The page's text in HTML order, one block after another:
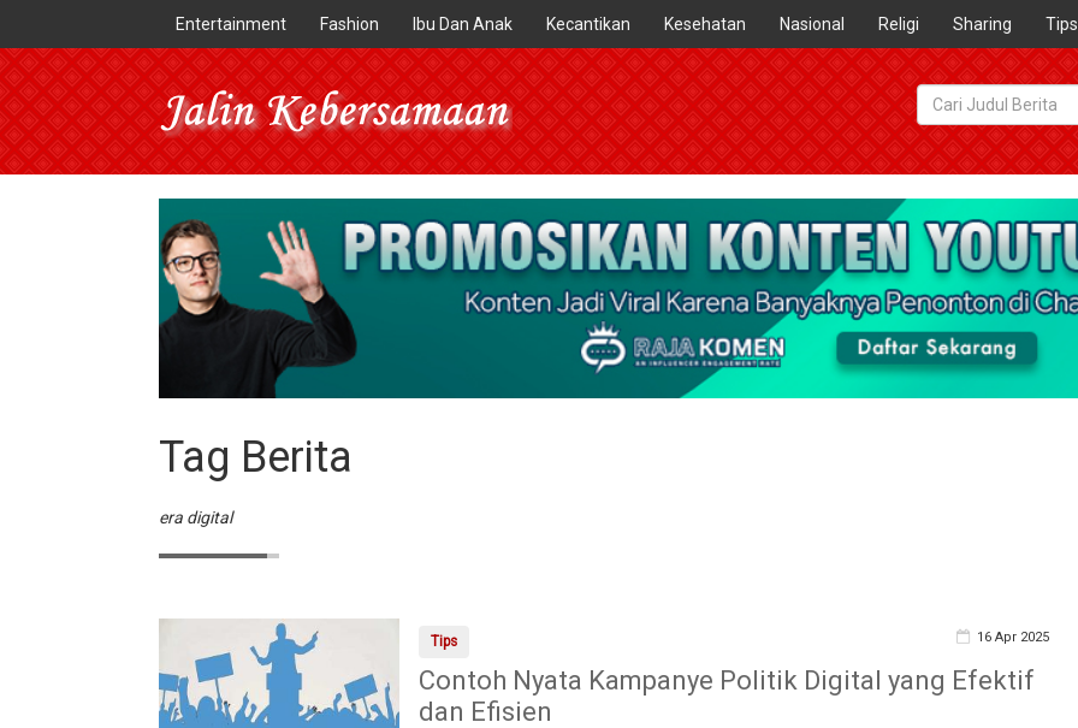
Entertainment Fashion Ibu Dan Anak Kecantikan Kesehatan Nasional Religi Sharing Tips
Tag Berita
era digital
Tips 16 Apr 2025
Contoh Nyata Kampanye Politik Digital yang Efektif
dan Efisien